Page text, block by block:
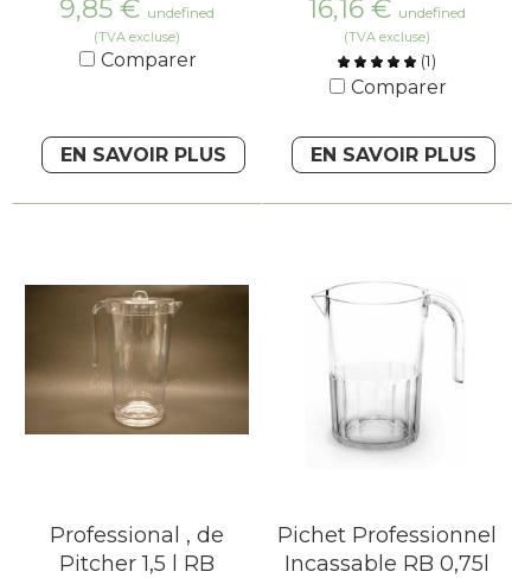
9,85 € undefined
(TVA excluse)
Comparer
EN SAVOIR PLUS
16,16 € undefined
(TVA excluse)
(1)
Comparer
EN SAVOIR PLUS
Professional , de
Pitcher 1,5 l RB
Pichet Professionnel
Incassable RB 0,75l